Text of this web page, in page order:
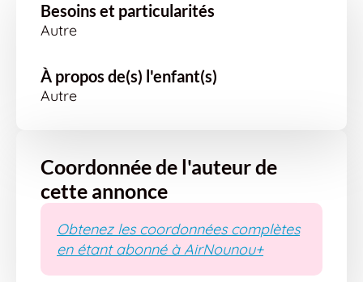
Besoins et particularités
Autre
À propos de(s) l'enfant(s)
Autre
Coordonnée de l'auteur de
cette annonce
Obtenez les coordonnées complètes
en étant abonné à AirNounou+